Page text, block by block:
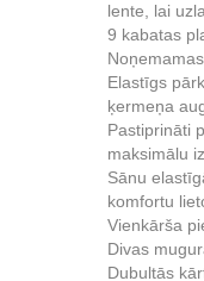
lente, lai
9 kabatas
Elastīgs
ķermeņa
Pastiprināti
maksimālu
Sānu
komfortu
Vienkārša
Divas
Dubultās